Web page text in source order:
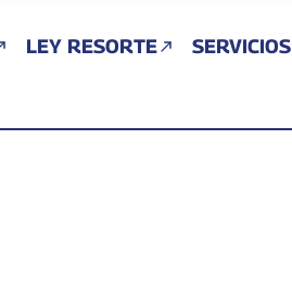
LEY RESORTE SERVICIOS